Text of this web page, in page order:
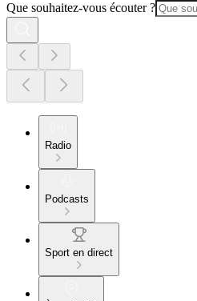
Que souhaitez-vous écouter ?
Radio
Podcasts
Sport en direct